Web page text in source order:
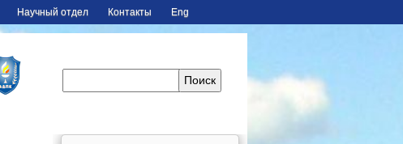
Научный отдел Контакты Eng